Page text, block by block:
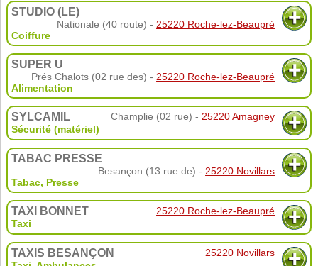
STUDIO (LE)
Nationale (40 route) - 25220 Roche-lez-Beaupré
Coiffure
SUPER U
Prés Chalots (02 rue des) - 25220 Roche-lez-Beaupré
Alimentation
SYLCAMIL Champlie (02 rue) - 25220 Amagney
Sécurité (matériel)
TABAC PRESSE
Besançon (13 rue de) - 25220 Novillars
Tabac, Presse
TAXI BONNET
25220 Roche-lez-Beaupré
Taxi
TAXIS BESANÇON
25220 Novillars